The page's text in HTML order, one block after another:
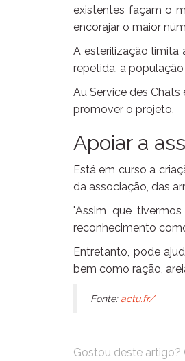
existentes façam o
encorajar o maior
A esterilização limita
repetida, a
Au Service des
promover o projeto.
Apoiar a
Está em curso a
da associação, das
"Assim que
reconhecimento
Entretanto, pode
bem como ração,
Fonte: actu.fr/
Gostou deste artigo?